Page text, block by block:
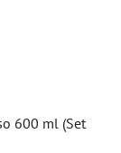
600 ml (Set